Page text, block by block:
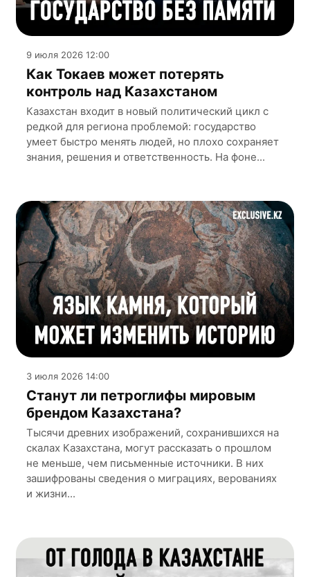
9 июля 2026 12:00
Как Токаев может потерять
контроль над Казахстаном
Казахстан входит в новый политический цикл с
редкой для региона проблемой: государство
умеет быстро менять людей, но плохо сохраняет
знания, решения и ответственность. На фоне...
3 июля 2026 14:00
Станут ли петроглифы мировым
брендом Казахстана?
Тысячи древних изображений, сохранившихся на
скалах Казахстана, могут рассказать о прошлом
не меньше, чем письменные источники. В них
зашифрованы сведения о миграциях, верованиях
и жизни...